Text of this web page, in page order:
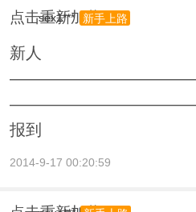
点击重新加载
sex1*** 新手上路
新人
报到
2014-9-17 00:20:59